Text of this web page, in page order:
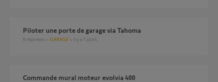
Piloter une porte de garage via Tahoma
6 réponses GARAGE il y a 7 jours
Commande mural moteur evolvia 400